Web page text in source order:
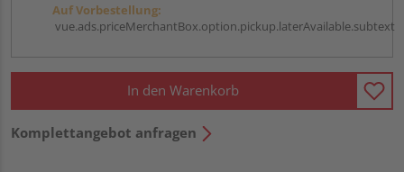
Auf Vorbestellung:
vue.ads.priceMerchantBox.option.pickup.laterAvailable.subtext
In den Warenkorb
Komplettangebot anfragen